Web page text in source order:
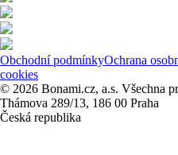
Obchodní podmínkyOchrana
cookies
© 2026 Bonami.cz, a.s. Všechna
Thámova 289/13, 186 00 Praha
Česká republika